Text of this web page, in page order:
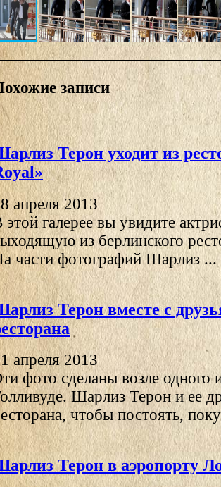
записи
Терон уходит из
апреля 2013
этой галерее вы увидите
из берлинского
части фотографий Шарлиз ...
Терон вместе с
апреля 2013
фото сделаны возле одного
Шарлиз Терон и ее
чтобы постоять,
Терон в аэропорту